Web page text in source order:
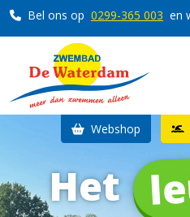
Bel ons op 0299-365 003 en
Webshop
Het